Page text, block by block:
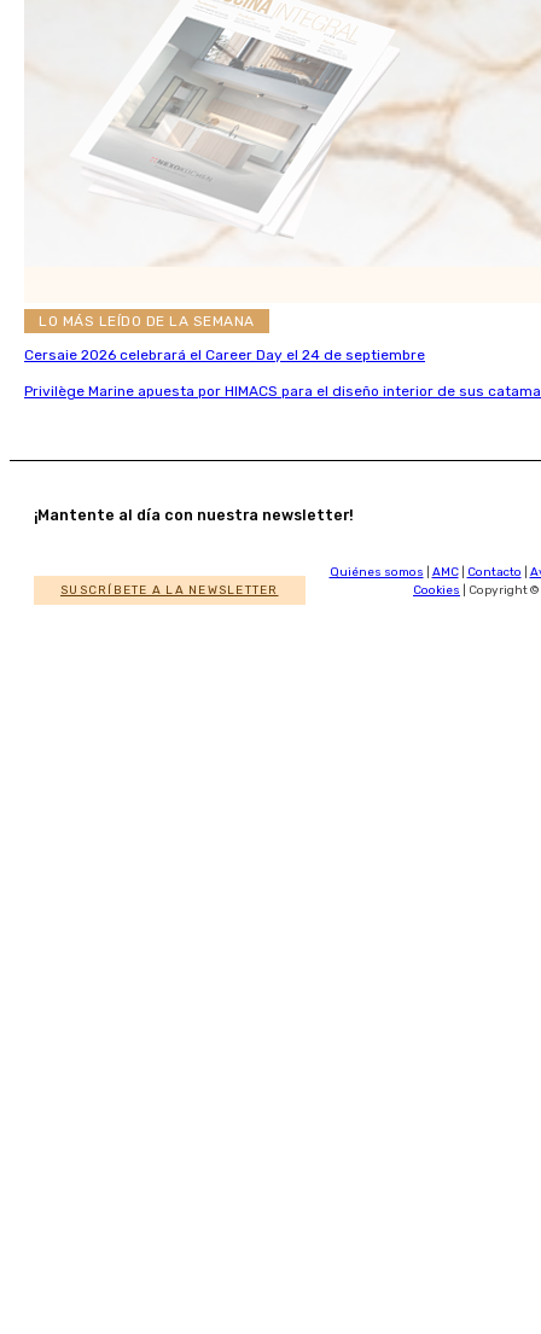
LO MÁS LEÍDO DE LA SEMANA
Cersaie 2026 celebrará el Career Day el 24 de septiembre
Privilège Marine apuesta por HIMACS para el diseño interior de sus
¡Mantente al día con nuestra newsletter!
SUSCRÍBETE A LA NEWSLETTER
Quiénes somos AMC| Contacto
Cookies | Copyright